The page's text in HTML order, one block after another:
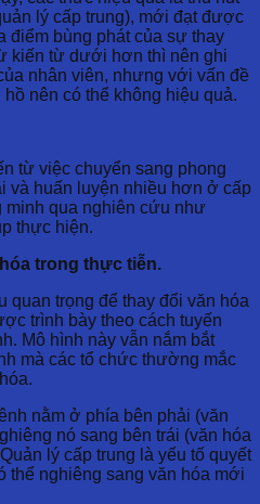
lý cấp trung), mới đạt được
điểm bùng phát của sự thay
kiến ​​từ dưới hơn thì nên ghi
nhân viên, nhưng với vấn đề
nên có thể không hiệu quả.
từ việc chuyển sang phong
và huấn luyện nhiều hơn ở cấp
qua nghiên cứu như
thực hiện.
trong thực tiễn.
quan trọng để thay đổi văn hóa
trình bày theo cách tuyến
Mô hình này vẫn nắm bắt
mà các tổ chức thường mắc
nằm ở phía bên phải (văn
nó sang bên trái (văn hóa
lý cấp trung là yếu tố quyết
thể nghiêng sang văn hóa mới